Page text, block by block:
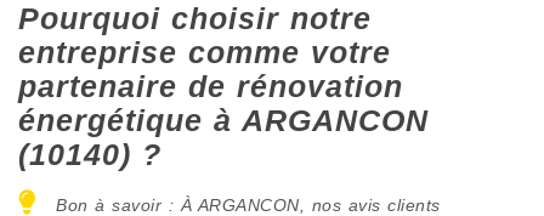
Pourquoi choisir notre
entreprise comme votre
partenaire de rénovation
énergétique à ARGANCON
(10140) ?
Bon à savoir : À ARGANCON, nos avis clients